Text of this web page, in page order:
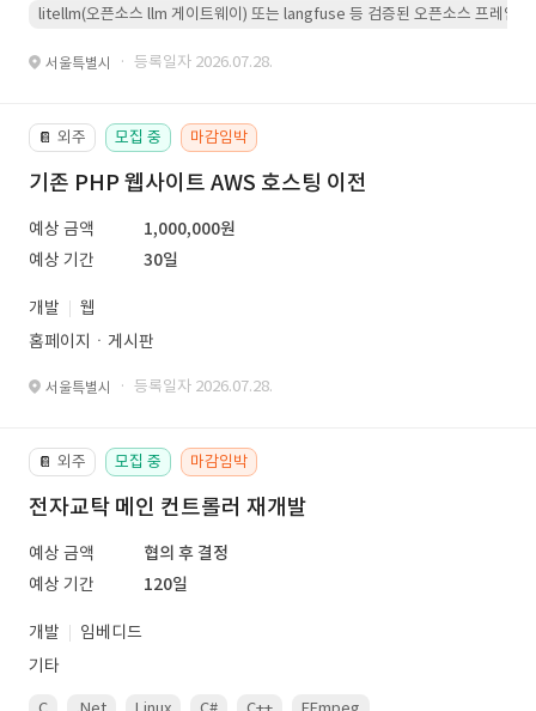
litellm(오픈소스 llm 게이트웨이) 또는 langfuse 등 검증된 오픈소스 프레임워
서울특별시 · 등록일자 2026.07.28.
📔 외주 모집 중 마감임박
기존 PHP 웹사이트 AWS 호스팅 이전
예상 금액
1,000,000원
예상 기간
30일
개발
웹
홈페이지ㆍ게시판
서울특별시 · 등록일자 2026.07.28.
📔 외주 모집 중 마감임박
전자교탁 메인 컨트롤러 재개발
예상 금액
협의 후 결정
예상 기간
120일
개발
임베디드
기타